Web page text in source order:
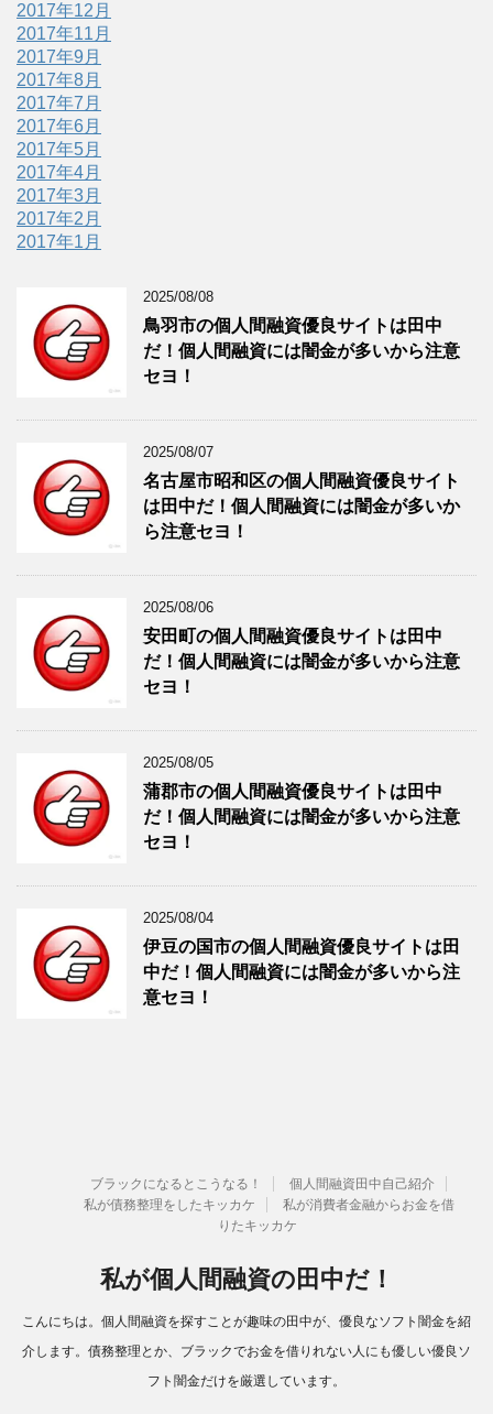
2017年12月
2017年11月
2017年9月
2017年8月
2017年7月
2017年6月
2017年5月
2017年4月
2017年3月
2017年2月
2017年1月
2025/08/08
鳥羽市の個人間融資優良サイトは田中
だ！個人間融資には闇金が多いから注意
セヨ！
2025/08/07
名古屋市昭和区の個人間融資優良サイト
は田中だ！個人間融資には闇金が多いか
ら注意セヨ！
2025/08/06
安田町の個人間融資優良サイトは田中
だ！個人間融資には闇金が多いから注意
セヨ！
2025/08/05
蒲郡市の個人間融資優良サイトは田中
だ！個人間融資には闇金が多いから注意
セヨ！
2025/08/04
伊豆の国市の個人間融資優良サイトは田
中だ！個人間融資には闇金が多いから注
意セヨ！
ブラックになるとこうなる！
個人間融資田中自己紹介
私が債務整理をしたキッカケ
私が消費者金融からお金を借
りたキッカケ
私が個人間融資の田中だ！
こんにちは。個人間融資を探すことが趣味の田中が、優良なソフト闇金を紹
介します。債務整理とか、ブラックでお金を借りれない人にも優しい優良ソ
フト闇金だけを厳選しています。